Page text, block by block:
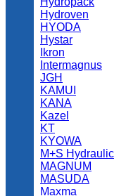
Hydroven
HYODA
Hystar
Ikron
Intermagnus
JGH
KAMUI
KANA
Kazel
KT
KYOWA
M+S Hydraulic
MAGNUM
MASUDA
Maxma